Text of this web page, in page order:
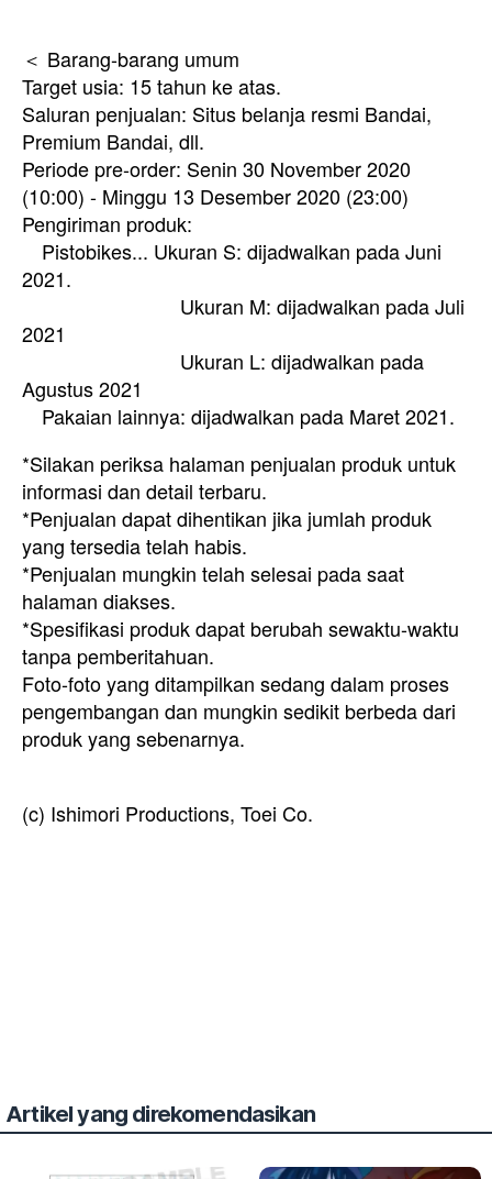
＜ Barang-barang umum
Target usia: 15 tahun ke atas.
Saluran penjualan: Situs belanja resmi Bandai,
Premium Bandai, dll.
Periode pre-order: Senin 30 November 2020
(10:00) - Minggu 13 Desember 2020 (23:00)
Pengiriman produk:
Pistobikes... Ukuran S: dijadwalkan pada Juni
2021.
Ukuran M: dijadwalkan pada Juli
2021
Ukuran L: dijadwalkan pada
Agustus 2021
Pakaian lainnya: dijadwalkan pada Maret 2021.
*Silakan periksa halaman penjualan produk untuk
informasi dan detail terbaru.
*Penjualan dapat dihentikan jika jumlah produk
yang tersedia telah habis.
*Penjualan mungkin telah selesai pada saat
halaman diakses.
*Spesifikasi produk dapat berubah sewaktu-waktu
tanpa pemberitahuan.
Foto-foto yang ditampilkan sedang dalam proses
pengembangan dan mungkin sedikit berbeda dari
produk yang sebenarnya.
(c) Ishimori Productions, Toei Co.
Artikel yang direkomendasikan